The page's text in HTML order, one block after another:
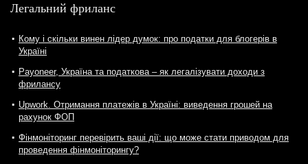
Легальний фриланс
Кому і скільки винен лідер думок: про податки для блогерів в
Україні
Payoneer, Україна та податкова – як легалізувати доходи з
фрилансу
Upwork. Отримання платежів в Україні: виведення грошей на
рахунок ФОП
Фінмоніторинг перевірить ваші дії: що може стати приводом для
проведення фінмоніторингу?